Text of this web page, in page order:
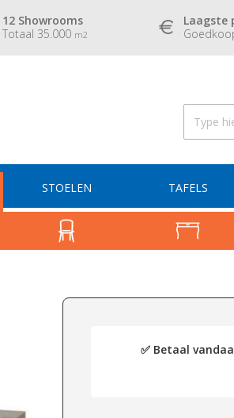
12 Showrooms
Totaal 35.000 m2
Laagste
STOELEN TAFELS
✅ Betaal